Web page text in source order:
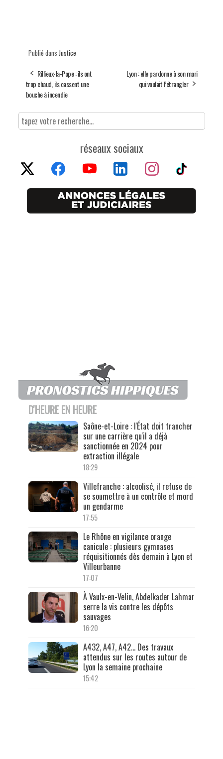
Publié dans Justice
Rillieux-la-Pape : ils ont
trop chaud, ils cassent une
bouche à incendie
Lyon : elle pardonne à son mari
qui voulait l’étrangler
réseaux sociaux
D'HEURE EN HEURE
Saône-et-Loire : l'État doit trancher
sur une carrière qu'il a déjà
sanctionnée en 2024 pour
extraction illégale
18:29
Villefranche : alcoolisé, il refuse de
se soumettre à un contrôle et mord
un gendarme
17:55
Le Rhône en vigilance orange
canicule : plusieurs gymnases
réquisitionnés dès demain à Lyon et
Villeurbanne
17:07
À Vaulx-en-Velin, Abdelkader Lahmar
serre la vis contre les dépôts
sauvages
16:20
A432, A47, A42… Des travaux
attendus sur les routes autour de
Lyon la semaine prochaine
15:42